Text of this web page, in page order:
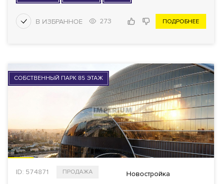
273 ПОДРОБНЕЕ
СОБСТВЕННЫЙ ПАРК 85 ЭТАЖ
ID: 574871 ПРОДАЖА Новостройка